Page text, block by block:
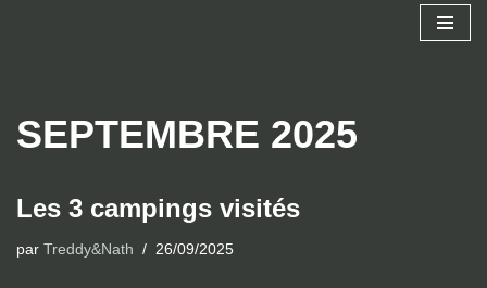
SEPTEMBRE 2025
Les 3 campings visités
par Treddy&Nath 26/09/2025